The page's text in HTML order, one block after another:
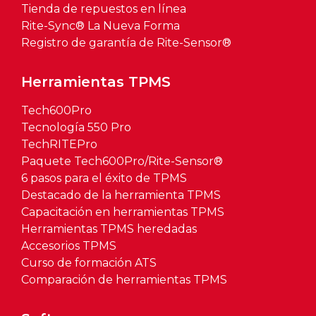
Tienda de repuestos en línea
Rite-Sync® La Nueva Forma
Registro de garantía de Rite-Sensor®
Herramientas TPMS
Tech600Pro
Tecnología 550 Pro
TechRITEPro
Paquete Tech600Pro/Rite-Sensor®
6 pasos para el éxito de TPMS
Destacado de la herramienta TPMS
Capacitación en herramientas TPMS
Herramientas TPMS heredadas
Accesorios TPMS
Curso de formación ATS
Comparación de herramientas TPMS